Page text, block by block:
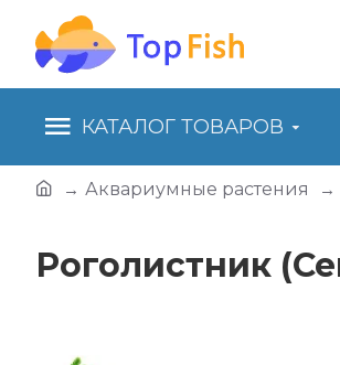
КАТАЛОГ ТОВАРОВ
Аквариумные растения
Роголистник